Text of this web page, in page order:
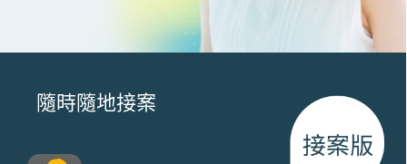
隨時隨地接案